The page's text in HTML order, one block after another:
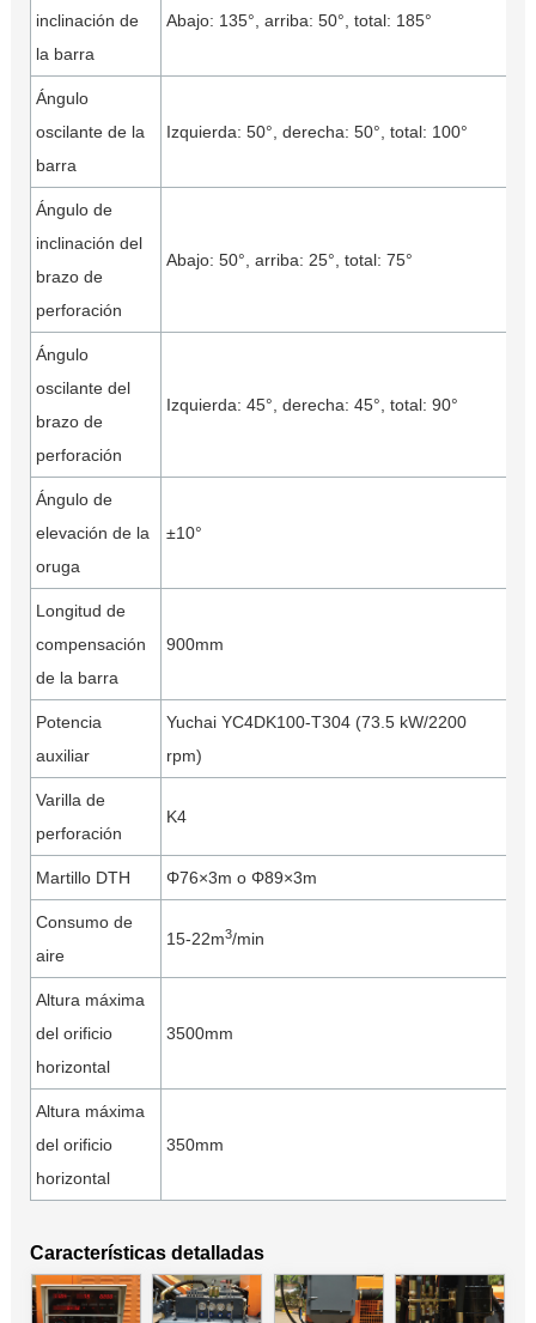
inclinación de
la barra
Abajo: 135°, arriba: 50°, total: 185°
Ángulo
oscilante de la
barra
Izquierda: 50°, derecha: 50°, total: 100°
Ángulo de
inclinación del
brazo de
perforación
Abajo: 50°, arriba: 25°, total: 75°
Ángulo
oscilante del
brazo de
perforación
Izquierda: 45°, derecha: 45°, total: 90°
Ángulo de
elevación de la
oruga
±10°
Longitud de
compensación
de la barra
900mm
Potencia
auxiliar
Yuchai YC4DK100-T304 (73.5 kW/2200
rpm)
Varilla de
perforación
K4
Martillo DTH Φ76×3m o Φ89×3m
Consumo de
aire
15-22m3/min
Altura máxima
del orificio
horizontal
3500mm
Altura máxima
del orificio
horizontal
350mm
Características detalladas